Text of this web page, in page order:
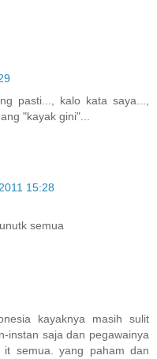
pasti..., kalo kata saya...,
"kayak gini"...
15:28
semua
kayaknya masih sulit
instan saja dan pegawainya
semua. yang paham dan